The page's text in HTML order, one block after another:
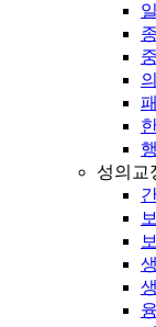
성의교